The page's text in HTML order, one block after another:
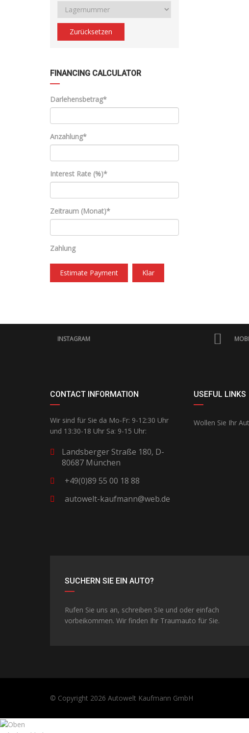
Zurücksetzen
FINANCING CALCULATOR
Darlehensbetrag*
Anzahlung*
Interest Rate (%)*
Zeitraum (Monat)*
Zahlung
Estimate Payment Klar
INSTAGRAM
CONTACT INFORMATION
Wir sind für Sie da Mo-Fr: 9-12:30 Uhr
und 13:30-18 Uhr Sa: 9-15 Uhr:
Landsberger Straße 180, D-
80687 München
+49(0)89 55 00 18 88
autowelt-kaufmann@web.de
USEFUL LINKS
Wollen Sie Ihr
SUCHERN SIE EIN AUTO?
Rufen Sie uns an, schreiben SIe und oder einfach
vorbeikommen. Wir finden Ihr Traumauto für Sie.
© Copyright 2026 Autowelt Kaufmann GmbH